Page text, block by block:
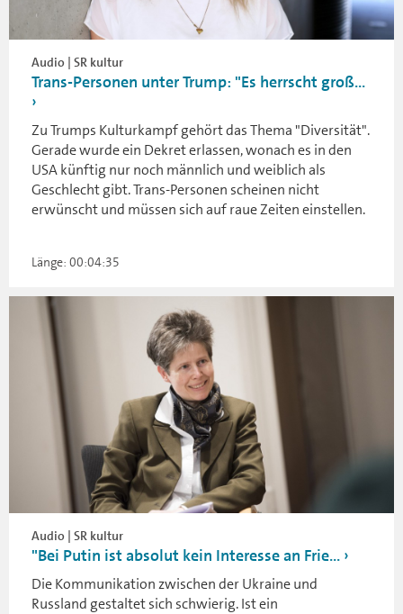
Audio | SR kultur
Trans-Personen unter Trump: "Es herrscht groß...
Zu Trumps Kulturkampf gehört das Thema "Diversität".
Gerade wurde ein Dekret erlassen, wonach es in den
USA künftig nur noch männlich und weiblich als
Geschlecht gibt. Trans-Personen scheinen nicht
erwünscht und müssen sich auf raue Zeiten einstellen.
Länge: 00:04:35
Audio | SR kultur
"Bei Putin ist absolut kein Interesse an Frie...
Die Kommunikation zwischen der Ukraine und
Russland gestaltet sich schwierig. Ist ein